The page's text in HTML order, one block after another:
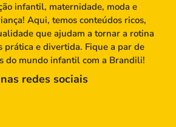
infantil, maternidade, moda e
Aqui, temos conteúdos ricos,
que ajudam a tornar a rotina
prática e divertida. Fique a par de
do mundo infantil com a Brandili!
redes sociais